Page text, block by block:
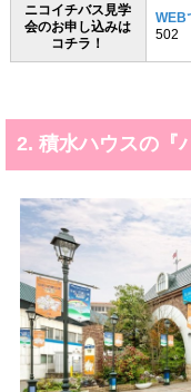
ニコイチバス見学
会のお申し込みは
コチラ！
WEB
502
2. 積水ハウスの『